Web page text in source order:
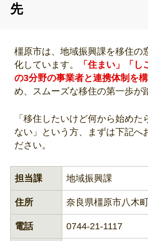
先
橿原市は、地域振興課を移住の
化しています。
「住まい」「し
の3分野の事業者と連携体制を
め、スムーズな移住の第一歩が
「移住したいけど何から始めた
ない」という方、まずは下記へ
ださい。
担当課 地域振興課
住所 奈良県橿原市八木
電話 0744-21-1117